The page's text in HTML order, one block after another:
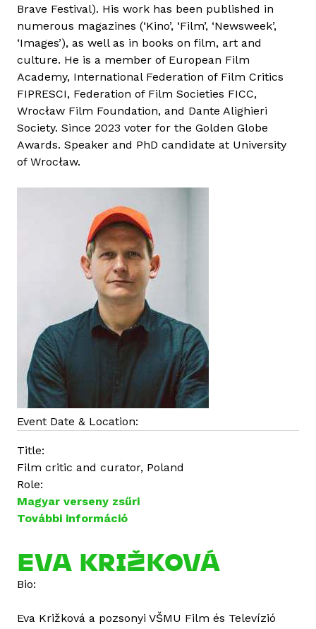
t
a
l
o
m
m
a
l
k
s
o
l
a
t
o
s
a
Brave Festival). His work has been published in
numerous magazines (‘Kino’, ‘Film’, ‘Newsweek’,
‘Images’), as well as in books on film, art and
culture. He is a member of European Film
Academy, International Federation of Film Critics
FIPRESCI, Federation of Film Societies FICC,
Wrocław Film Foundation, and Dante Alighieri
Society. Since 2023 voter for the Golden Globe
Awards. Speaker and PhD candidate at University
of Wrocław.
Event Date & Location:
Title:
Film critic and curator, Poland
Role:
Magyar verseny zsűri
További információ
a
m
u
EVA KRIŽKOVÁ
Bio:
Eva Križková a pozsonyi VŠMU Film és Televízió